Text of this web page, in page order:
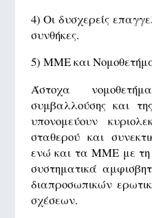
4) Οι δυσχερείς
συνθήκες.
5) ΜΜΕ και
Άστοχα
συμβαλλούσης και
υπονομεύουν
σταθερού και
ενώ και τα ΜΜΕ με τη
συστηματικά
διαπροσωπικών
σχέσεων.